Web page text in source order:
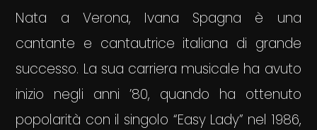
Nata a Verona, Ivana Spagna è una
cantante e cantautrice italiana di grande
successo. La sua carriera musicale ha avuto
inizio negli anni ’80, quando ha ottenuto
popolarità con il singolo “Easy Lady” nel 1986,